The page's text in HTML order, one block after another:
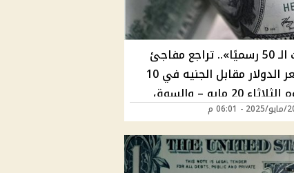
«نزل تحت الـ 50 رسميًا».. تراجع مفاجئ
يضرب سعر الدولار مقابل الجنيه في 10
بنوك اليوم الثلاثاء 20 مايو – والسوق
بهذا الرقم